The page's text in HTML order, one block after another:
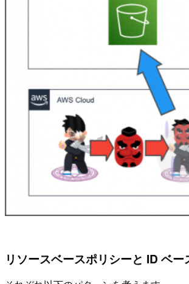
リソースベースポリシーと ID ベー